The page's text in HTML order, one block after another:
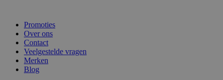
Promoties
Over ons
Contact
Veelgestelde vragen
Merken
Blog